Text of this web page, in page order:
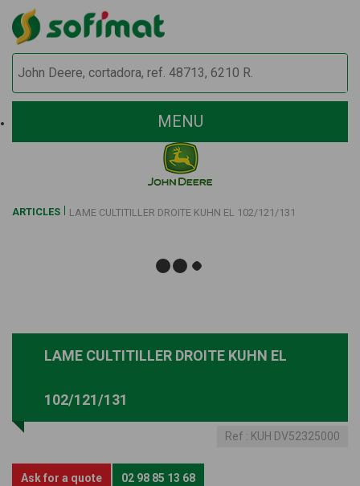
MENU
ARTICLES LAME CULTITILLER DROITE KUHN EL 102/121/131
LAME CULTITILLER DROITE KUHN EL
102/121/131
Ref : KUH DV52325000
Ask for a quote 02 98 85 13 68